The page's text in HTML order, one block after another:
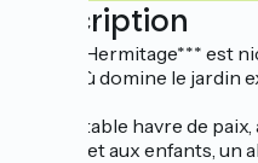
Description
L’hôtel Hermitage*** est
d’Eze, où domine le
Un véritable havre de
adultes et aux enfants,